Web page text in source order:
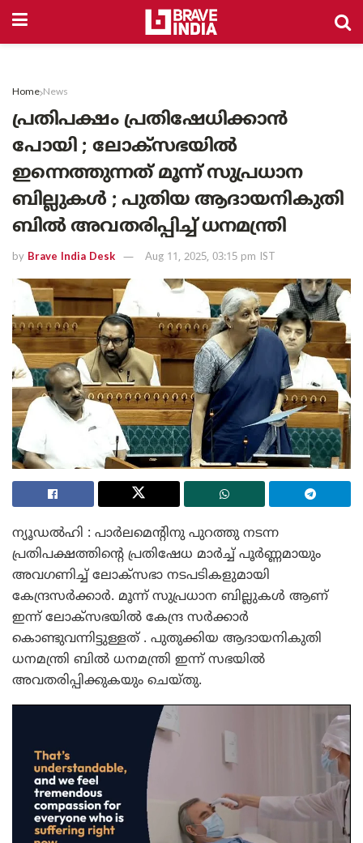
Home News
പ്രതിപക്ഷം പ്രതിഷേധിക്കാൻ
പോയി ; ലോക്സഭയിൽ
ഇന്നെത്തുന്നത് മൂന്ന് സുപ്രധാന
ബില്ലുകൾ ; പുതിയ ആദായനികുതി
ബിൽ അവതരിപ്പിച്ച് ധനമന്ത്രി
by Brave India Desk Aug 11, 2025, 03:15 pm IST
ന്യൂഡൽഹി : പാർലമെന്റിനു പുറത്തു നടന്ന
പ്രതിപക്ഷത്തിന്റെ പ്രതിഷേധ മാർച്ച് പൂർണ്ണമായും
അവഗണിച്ച് ലോക്സഭാ നടപടികളുമായി
കേന്ദ്രസർക്കാർ. മൂന്ന് സുപ്രധാന ബില്ലുകൾ ആണ്
ഇന്ന് ലോക്സഭയിൽ കേന്ദ്ര സർക്കാർ
കൊണ്ടുവന്നിട്ടുള്ളത് . പുതുക്കിയ ആദായനികുതി
ധനമന്ത്രി ബിൽ ധനമന്ത്രി ഇന്ന് സഭയിൽ
അവതരിപ്പിക്കുകയും ചെയ്തു.